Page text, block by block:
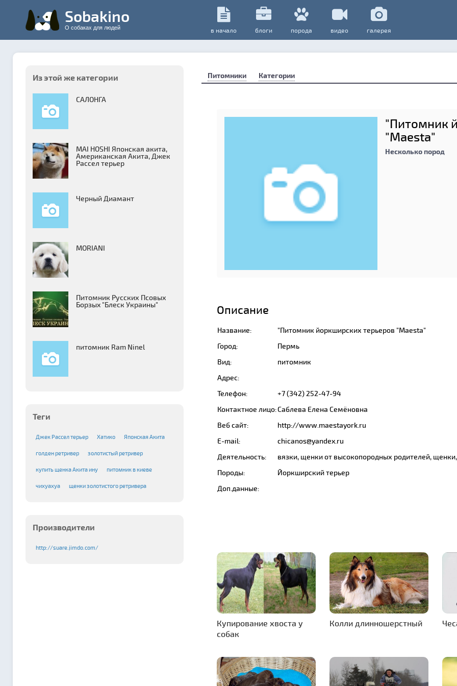
Sobakino
О собаках для людей в начало блоги порода видео галерея
Из этой же категории
САЛОНГА
MAI HOSHI Японская акита,
Американская Акита, Джек
Рассел терьер
Черный Диамант
MORIANI
Питомник Русских Псовых
Борзыx "Блеск Украины"
питомник Ram Ninel
Теги
Джек Рассел терьер Хатико Японская Акита
голден ретривер золотистый ретривер
купить щенка Акита ину питомник в киеве
чихуахуа щенки золотистого ретривера
Производители
http://suare.jimdo.com/
Питомники Категории
"Питомник
"Maesta"
Несколько пород
Описание
Название:
"Питомник йоркширских терьеров "Maesta"
Город:
Пермь
Вид:
питомник
Адрес:
Телефон:
+7 (342) 252-47-94
Контактное лицо:Саблева Елена Семёновна
Веб сайт:
http://www.maestayork.ru
E-mail:
chicanos@yandex.ru
Деятельность:
вязки, щенки от высокопородных родителей,
Породы:
Йоркширский терьер
Доп.данные:
Купирование хвоста у
собак
Колли длинношерстный